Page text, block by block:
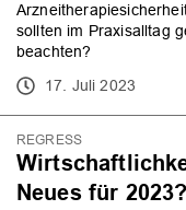
sollten im Praxisalltag
beachten?
17. Juli 2023
REGRESS
Neues für 2023?